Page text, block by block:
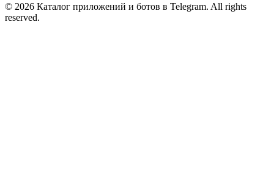
© 2026 Каталог приложений и ботов в Telegram. All rights
reserved.